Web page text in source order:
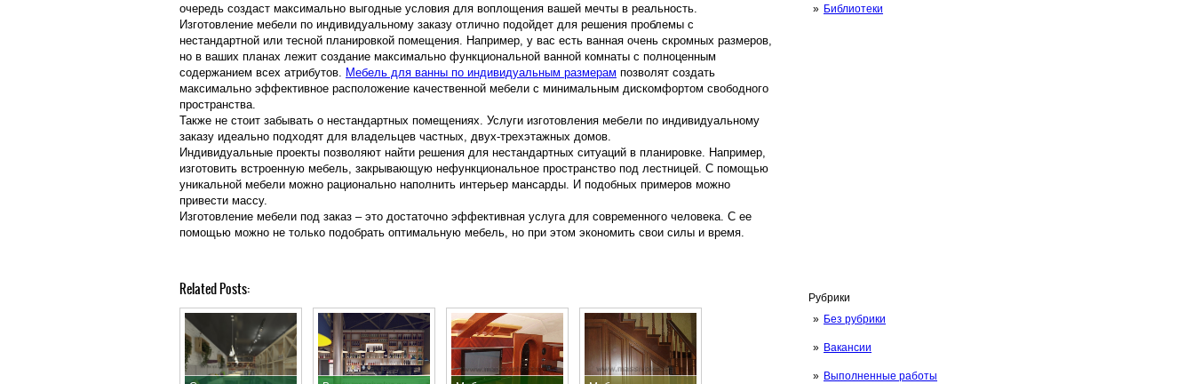
Библиотеки
Рубрики
Без рубрики
Вакансии
Выполненные работы
очередь создаст максимально выгодные условия для воплощения вашей мечты в реальность.
Изготовление мебели по индивидуальному заказу отлично подойдет для решения проблемы с
нестандартной или тесной планировкой помещения. Например, у вас есть ванная очень скромных размеров,
но в ваших планах лежит создание максимально функциональной ванной комнаты с полноценным
содержанием всех атрибутов.
Мебель для ванны по индивидуальным размерам позволят создать
максимально эффективное расположение качественной мебели с минимальным дискомфортом свободного
пространства.
Также не стоит забывать о нестандартных помещениях. Услуги изготовления мебели по индивидуальному
заказу идеально подходят для владельцев частных, двух-трехэтажных домов.
Индивидуальные проекты позволяют найти решения для нестандартных ситуаций в планировке. Например,
изготовить встроенную мебель, закрывающую нефункциональное пространство под лестницей. С помощью
уникальной мебели можно рационально наполнить интерьер мансарды. И подобных примеров можно
привести массу.
Изготовление мебели под заказ – это достаточно эффективная услуга для современного человека. С ее
помощью можно не только подобрать оптимальную мебель, но при этом экономить свои силы и время.
Related Posts: